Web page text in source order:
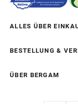
ALLES ÜBER
BESTELLUNG &
ÜBER BERGAM